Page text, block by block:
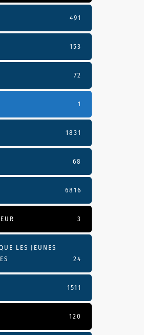
491
153
72
1
1831
68
6816
3
LES JEUNES
24
1511
120